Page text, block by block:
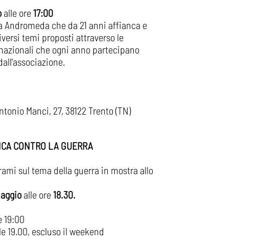
alle ore17:00
che da 21 anni affianca e
temi proposti attraverso le
che ogni anno partecipano
Manci, 27, 38122 Trento (TN)
CONTRO LA GUERRA
sul tema della guerra in mostra allo
alle ore18.30.​
19:00
19.00, escluso il weekend